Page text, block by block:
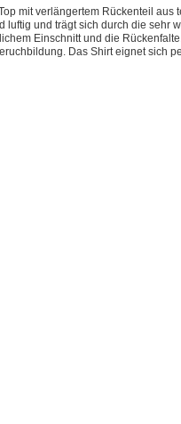
mit verlängertem Rückenteil aus
luftig und trägt sich durch die sehr
Einschnitt und die
Das Shirt eignet sich